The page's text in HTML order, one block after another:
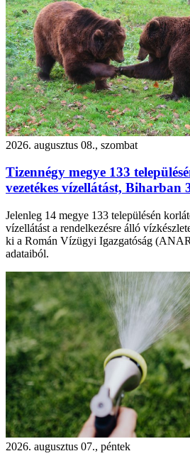
2026. augusztus 08., szombat
Tizennégy megye 133
vezetékes vízellátást, Biharban
Jelenleg 14 megye 133 településén
vízellátást a rendelkezésre álló
ki a Román Vízügyi Igazgatóság
adataiból.
2026. augusztus 07., péntek